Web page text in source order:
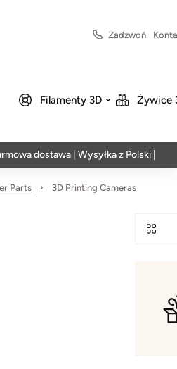
Zadzwoń
Filamenty 3D Żywice
dostawa | Wysyłka z Polski |
Parts 3D Printing Cameras